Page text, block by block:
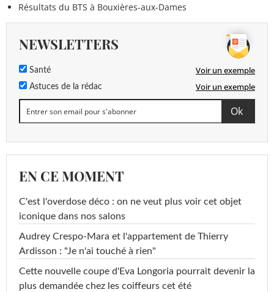
Résultats du BTS à Bouxières-aux-Dames
NEWSLETTERS
Santé Voir un exemple
Astuces de la rédac Voir un exemple
EN CE MOMENT
C'est l'overdose déco : on ne veut plus voir cet objet
iconique dans nos salons
Audrey Crespo-Mara et l'appartement de Thierry
Ardisson : "Je n'ai touché à rien"
Cette nouvelle coupe d'Eva Longoria pourrait devenir la
plus demandée chez les coiffeurs cet été